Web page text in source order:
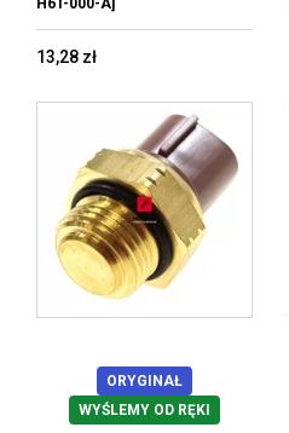
H6T-000-A]
13,28 zł
ORYGINAŁ
WYŚLEMY OD RĘKI